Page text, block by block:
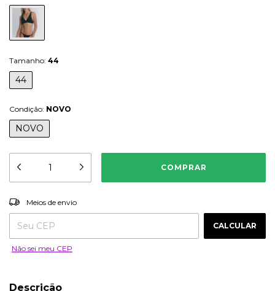
Tamanho: 44
44
Condição: NOVO
NOVO
Entregas para o CEP:
Meios de envio
CALCULAR
Não sei meu CEP
Descrição